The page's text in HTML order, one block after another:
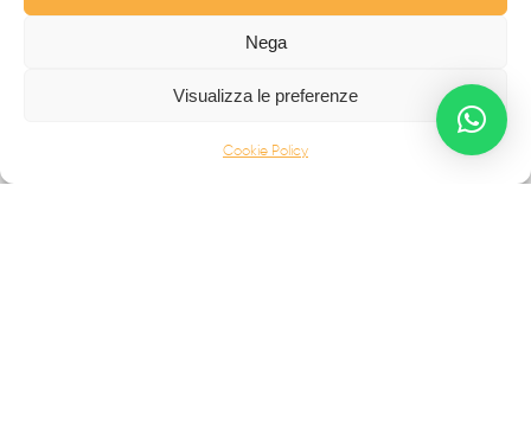
Nega
Visualizza le preferenze
Cookie Policy